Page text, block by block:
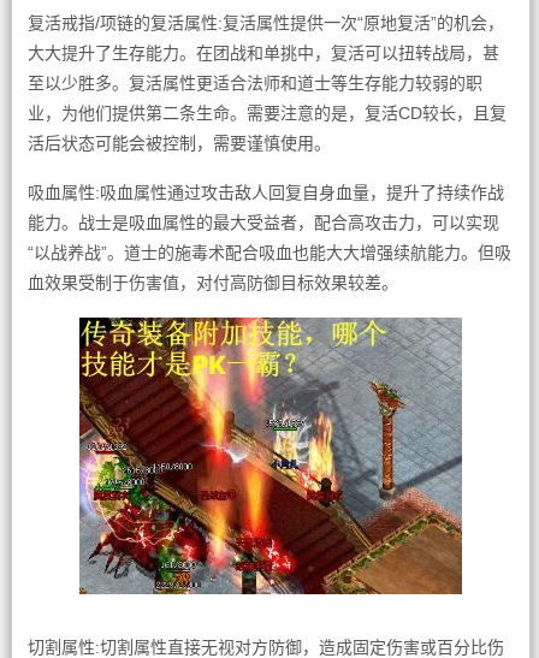
复活戒指/项链的复活属性:复活属性提供一次“原地复活”的机会，
大大提升了生存能力。在团战和单挑中，复活可以扭转战局，甚
至以少胜多。复活属性更适合法师和道士等生存能力较弱的职
业，为他们提供第二条生命。需要注意的是，复活CD较长，且复
活后状态可能会被控制，需要谨慎使用。
吸血属性:吸血属性通过攻击敌人回复自身血量，提升了持续作战
能力。战士是吸血属性的最大受益者，配合高攻击力，可以实现
“以战养战”。道士的施毒术配合吸血也能大大增强续航能力。但吸
血效果受制于伤害值，对付高防御目标效果较差。
切割属性:切割属性直接无视对方防御，造成固定伤害或百分比伤